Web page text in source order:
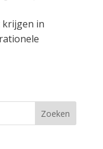
krijgen in
Zoeken